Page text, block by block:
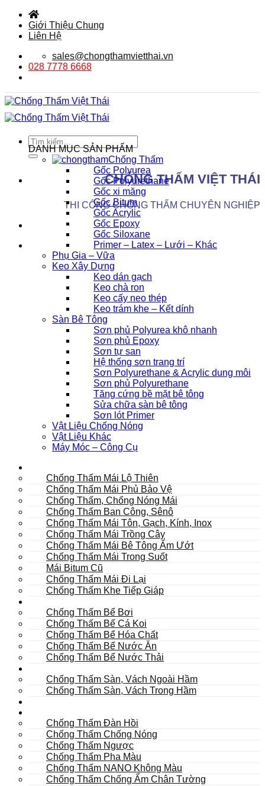
qua
Giới Thiệu Chung
Liên Hệ
sales@chongthamvietthai.vn
028 7778 6668
Tìm
kiếm:
CHỐNG THẤM VIỆT THÁI
THI CÔNG CHỐNG THẤM CHUYÊN NGHIỆP
DANH MỤC SẢN PHẨM
Chống Thấm
Gốc Polyurea
Gốc Polyurethane
Gốc xi măng
Gốc Bitum
Gốc Acrylic
Gốc Epoxy
Gốc Siloxane
Primer – Latex – Lưới – Khác
Phụ Gia – Vữa
Keo Xây Dựng
Keo dán gạch
Keo chà ron
Keo cấy neo thép
Keo trám khe – Kết dính
Sàn Bê Tông
Sơn phủ Polyurea khô nhanh
Sơn phủ Epoxy
Sơn tự san
Hệ thống sơn trang trí
Sơn Polyurethane & Acrylic dung môi
Sơn phủ Polyurethane
Tăng cứng bề mặt bê tông
Sửa chữa sàn bê tông
Sơn lót Primer
Vật Liệu Chống Nóng
Vật Liệu Khác
Máy Móc – Công Cụ
Chống Thấm Mái Lộ Thiên
Chống Thấm Mái Phủ Bảo Vệ
Chống Thấm, Chống Nóng Mái
Chống Thấm Ban Công, Sênô
Chống Thấm Mái Tôn, Gạch, Kính, Inox
Chống Thấm Mái Trồng Cây
Chống Thấm Mái Bê Tông Ẩm Ướt
Chống Thấm Mái Trong Suốt
Mái Bitum Cũ
Chống Thấm Mái Đi Lại
Chống Thấm Khe Tiếp Giáp
Chống Thấm Bể Bơi
Chống Thấm Bể Cá Koi
Chống Thấm Bể Hóa Chất
Chống Thấm Bể Nước Ăn
Chống Thấm Bể Nước Thải
Chống Thấm Sàn, Vách Ngoài Hầm
Chống Thấm Sàn, Vách Trong Hầm
Chống Thấm Đàn Hồi
Chống Thấm Chống Nóng
Chống Thấm Ngược
Chống Thấm Pha Màu
Chống Thấm NANO Không Màu
Chống Thấm Chống Ẩm Chân Tường